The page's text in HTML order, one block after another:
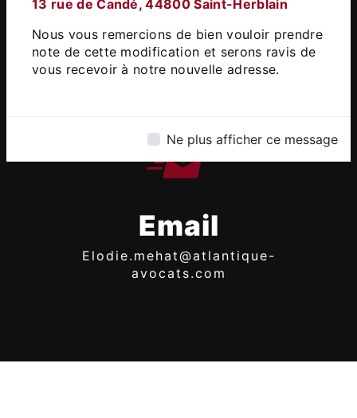
13 rue de Candé, 44800 Saint-Herblain
Nous vous remercions de bien vouloir prendre
note de cette modification et serons ravis de
vous recevoir à notre nouvelle adresse.
Ne plus afficher ce message
Téléphone
Email
elodie.mehat@atlantique-
avocats.com